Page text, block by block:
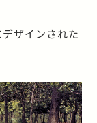
ザインされた